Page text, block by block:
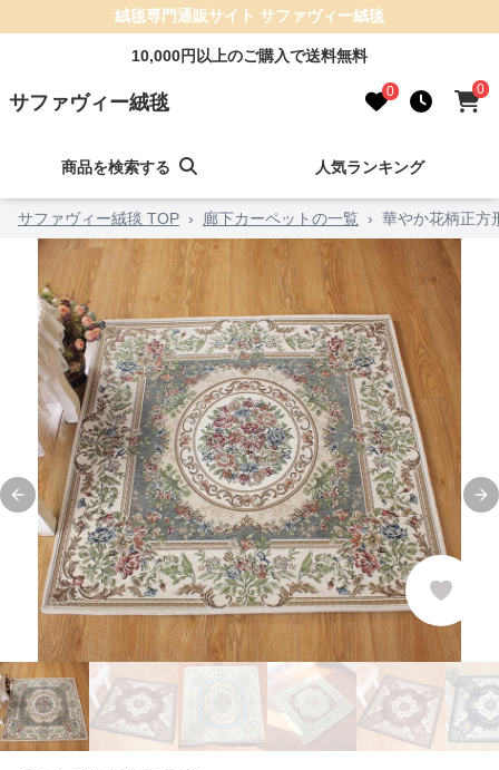
絨毯専門通販サイト サファヴィー絨毯
10,000円以上のご購入で送料無料
サファヴィー絨毯 0 0
商品を検索する 人気ランキング
サファヴィー絨毯 TOP › 廊下カーペットの一覧 › 華やか花柄正方
Previous slide